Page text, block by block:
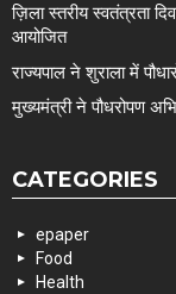
ज़िला स्तरीय स्वतंत्रता
आयोजित
राज्यपाल ने शुराला में
मुख्यमंत्री ने पौधरोपण
CATEGORIES
epaper
Food
Health